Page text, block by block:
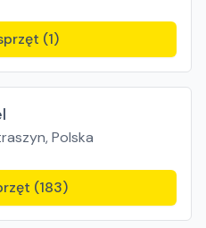
(1)
Polska
(183)